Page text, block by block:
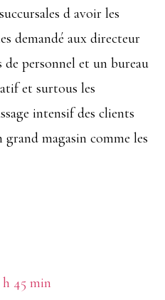
d avoir les
demandé aux directeur
personnel et un bureau
et surtous les
intensif des clients
magasin comme les
45 min